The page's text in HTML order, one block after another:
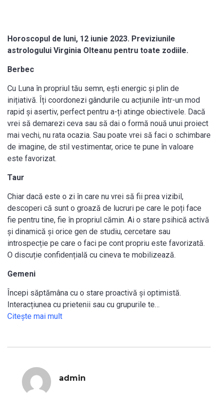
Horoscopul de luni, 12 iunie 2023. Previziunile
astrologului Virginia Olteanu pentru toate zodiile.
Berbec
Cu Luna în propriul tău semn, ești energic și plin de
inițiativă. Îți coordonezi gândurile cu acțiunile într-un mod
rapid și asertiv, perfect pentru a-ți atinge obiectivele. Dacă
vrei să demarezi ceva sau să dai o formă nouă unui proiect
mai vechi, nu rata ocazia. Sau poate vrei să faci o schimbare
de imagine, de stil vestimentar, orice te pune în valoare
este favorizat.
Taur
Chiar dacă este o zi în care nu vrei să fii prea vizibil,
descoperi că sunt o groază de lucruri pe care le poți face
fie pentru tine, fie în propriul cămin. Ai o stare psihică activă
și dinamică și orice gen de studiu, cercetare sau
introspecție pe care o faci pe cont propriu este favorizată.
O discuție confidențială cu cineva te mobilizează.
Gemeni
Începi săptămâna cu o stare proactivă și optimistă.
Interacțiunea cu prietenii sau cu grupurile te…
Citeşte mai mult
admin